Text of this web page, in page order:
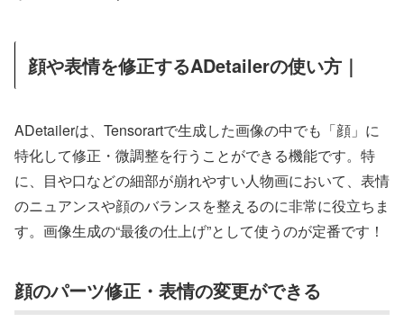
顔や表情を修正するADetailerの使い方｜
ADetailerは、Tensorartで生成した画像の中でも「顔」に
特化して修正・微調整を行うことができる機能です。特
に、目や口などの細部が崩れやすい人物画において、表情
のニュアンスや顔のバランスを整えるのに非常に役立ちま
す。画像生成の“最後の仕上げ”として使うのが定番です！
顔のパーツ修正・表情の変更ができる